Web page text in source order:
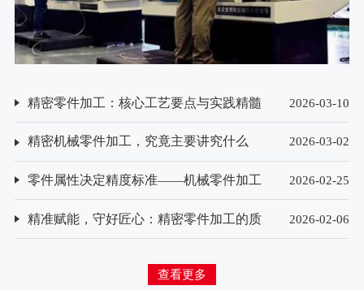
精密零件加工：核心工艺要点与实践精髓 2026-03-10
精密机械零件加工，究竟主要讲究什么 2026-03-02
零件属性决定精度标准——机械零件加工
2026-02-25
精准赋能，守好匠心：精密零件加工的质
2026-02-06
查看更多